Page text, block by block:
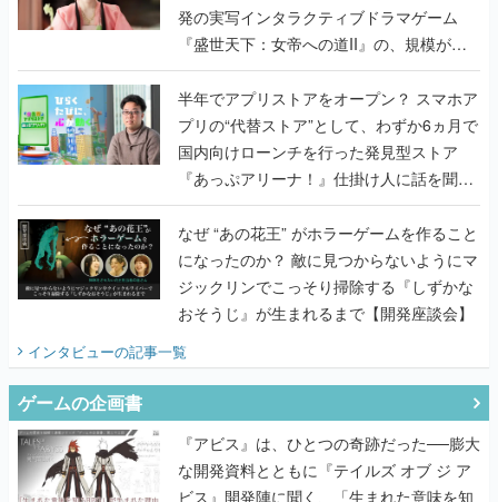
半年でアプリストアをオープン？ スマホア
プリの“代替ストア”として、わずか6ヵ月で
国内向けローンチを行った発見型ストア
『あっぷアリーナ！』仕掛け人に話を聞い
てみた
なぜ “あの花王” がホラーゲームを作ること
になったのか？ 敵に見つからないようにマ
ジックリンでこっそり掃除する『しずかな
おそうじ』が生まれるまで【開発座談会】
インタビューの記事一覧
『アビス』は、ひとつの奇跡だった──膨大
な開発資料とともに『テイルズ オブ ジ ア
るRPG」が生まれた理由【ゲームの企画
書】
なにが、人を「ロマンシング」させるの